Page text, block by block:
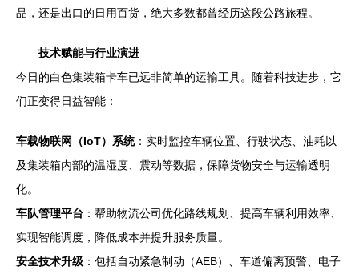
品，还是出口的日用百货，绝大多数都曾经历这段公路旅程。
技术赋能与行业演进
今日的白色集装箱卡车已远非简单的运输工具。随着科技进步，它
们正变得日益智能：
车载物联网（IoT）系统：实时监控车辆位置、行驶状态、油耗以
及集装箱内部的温湿度、震动等数据，保障货物安全与运输透明
化。
车队管理平台 ：帮助物流公司优化路线规划、提高车辆利用效率、
实现智能调度，降低成本并提升服务质量。
安全技术升级 ：包括自动紧急制动（AEB）、车道偏离预警、电子